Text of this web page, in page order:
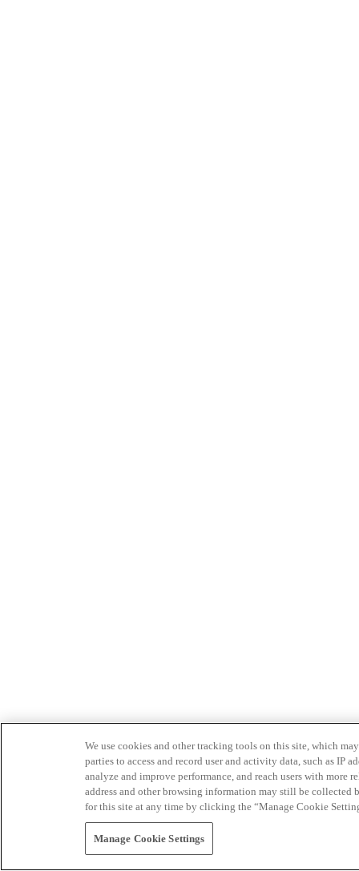
We use cookies and other tracking tools on this site, which
parties to access and record user and activity data, such as IP
analyze and improve performance, and reach users with
address and other browsing information may still be collected
for this site at any time by clicking the “Manage Cookie
Manage Cookie Settings